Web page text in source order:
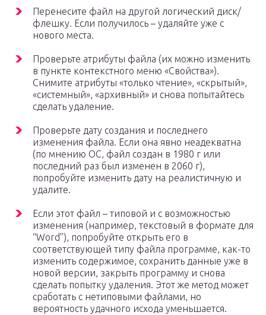
Перенесите файл на другой логический диск/
флешку. Если получилось – удаляйте уже с
нового места.
Проверьте атрибуты файла (их можно изменить
в пункте контекстного меню «Свойства»).
Снимите атрибуты «только чтение», «скрытый»,
«системный», «архивный» и снова попытайтесь
сделать удаление.
Проверьте дату создания и последнего
изменения файла. Если она явно неадекватна
(по мнению ОС, файл создан в 1980 г или
последний раз был изменен в 2060 г),
попробуйте изменить дату на реалистичную и
удалите.
Если этот файл – типовой и с возможностью
изменения (например, текстовый в формате для
“Word”), попробуйте открыть его в
соответствующей типу файла программе, как-то
изменить содержимое, сохранить данные уже в
новой версии, закрыть программу и снова
сделать попытку удаления. Этот же метод может
сработать с нетиповыми файлами, но
вероятность удачного исхода уменьшается.